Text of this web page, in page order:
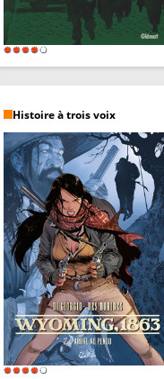
Histoire à trois voix